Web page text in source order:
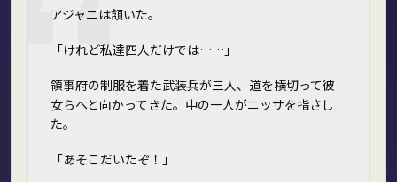
アジャニは頷いた。
「けれど私達四人だけでは……」
領事府の制服を着た武装兵が三人、道を横切って彼
女らへと向かってきた。中の一人がニッサを指さし
た。
「あそこだ――いたぞ！」